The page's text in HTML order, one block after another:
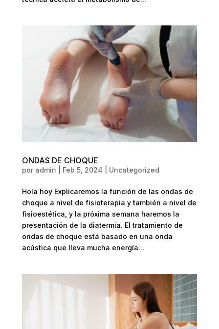
ONDAS DE CHOQUE
por admin Feb 5, 2024 Uncategorized
Hola hoy Explicaremos la función de las ondas de
choque a nivel de fisioterapia y también a nivel de
fisioestética, y la próxima semana haremos la
presentación de la diatermia. El tratamiento de
ondas de choque está basado en una onda
acústica que lleva mucha energía...